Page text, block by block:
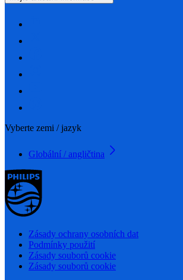
Vyberte zemi / jazyk
Globální / angličtina
Zásady ochrany osobních dat
Podmínky použití
Zásady souborů cookie
Zásady souborů cookie